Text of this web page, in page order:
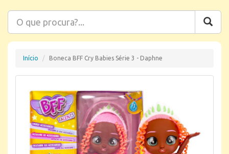
Início Boneca BFF Cry Babies Série 3 - Daphne